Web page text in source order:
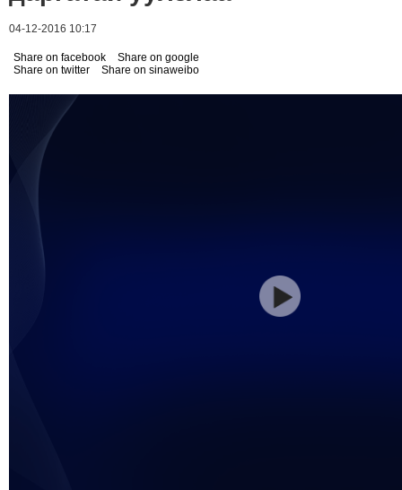
04-12-2016 10:17
Share on facebook
Share on google
Share on twitter
Share on sinaweibo